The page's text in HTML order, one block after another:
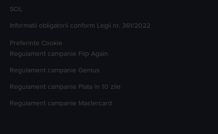
SOL
Informatii obligatorii conform Legii nr. 361/2022
Preferinte Cookie
Regulament campanie Flip Again
Regulament campanie Genius
Regulament campanie Plata în 10 zile
Regulament campanie Mastercard